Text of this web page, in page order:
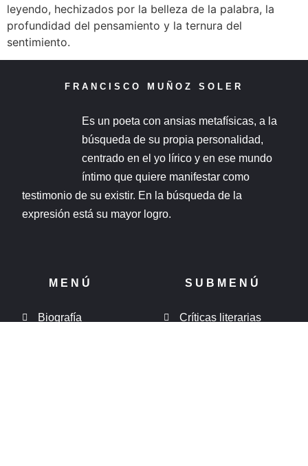
leyendo, hechizados por la belleza de la palabra, la
profundidad del pensamiento y la ternura del
sentimiento.
FRANCISCO MUÑOZ SOLER
Es un poeta con ansias metafísicas, a la
búsqueda de su propia personalidad,
centrado en el yo lírico y en ese mundo
íntimo que quiere manifestar como
testimonio de su existir. En la búsqueda de la
expresión está su mayor logro.
MENÚ
Biografía
SUBMENÚ
Críticas literarias